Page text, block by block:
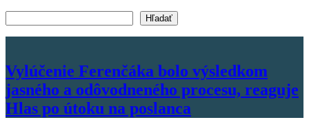
Hľadať
Vylúčenie Ferenčáka bolo výsledkom
jasného a odôvodneného procesu, reaguje
Hlas po útoku na poslanca